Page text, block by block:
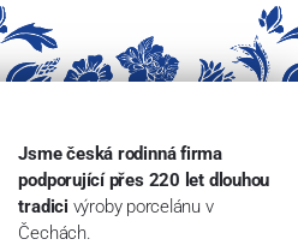
Jsme česká rodinná firma
podporující přes 220 let dlouhou
tradici výroby porcelánu v
Čechách.